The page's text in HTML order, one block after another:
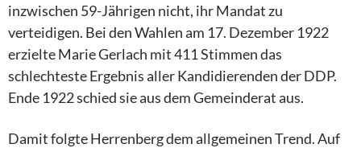
inzwischen 59-Jährigen nicht, ihr Mandat zu
verteidigen. Bei den Wahlen am 17. Dezember 1922
erzielte Marie Gerlach mit 411 Stimmen das
schlechteste Ergebnis aller Kandidierenden der DDP.
Ende 1922 schied sie aus dem Gemeinderat aus.
Damit folgte Herrenberg dem allgemeinen Trend. Auf